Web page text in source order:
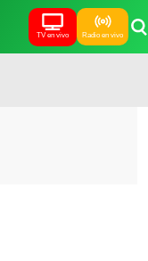
TV en vivo Radio en vivo